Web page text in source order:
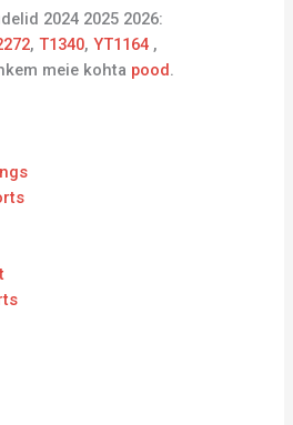
2024 2025 2026:
,T1340,YT1164 ,
meie kohta pood.